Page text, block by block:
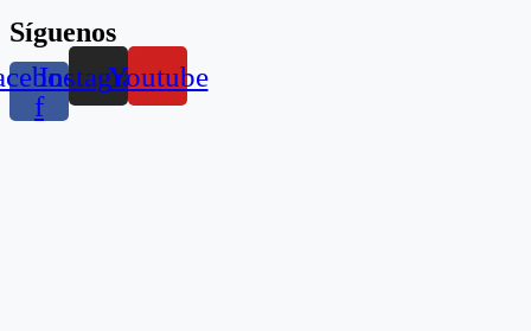
Síguenos
f
InstagramYoutube